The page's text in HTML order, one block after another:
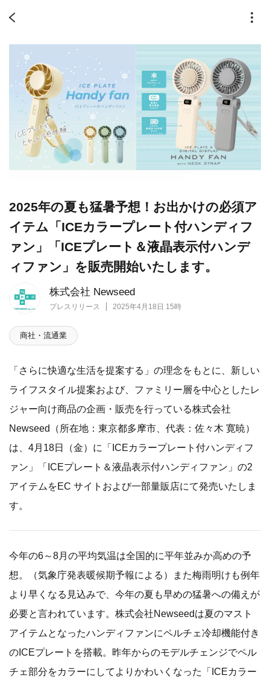
株式会社 Newseed
プレスリリース 2025年4月18日 15時
2025年の夏も猛暑予想！お出かけの必須ア
イテム「ICEカラープレート付ハンディフ
ァン」「ICEプレート＆液晶表示付ハンデ
ィファン」を販売開始いたします。
商社・流通業
「さらに快適な生活を提案する」の理念をもとに、新しい
ライフスタイル提案および、ファミリー層を中心としたレ
ジャー向け商品の企画・販売を行っている株式会社
Newseed（所在地：東京都多摩市、代表：佐々木 寛暁）
は、4月18日（金）に「ICEカラープレート付ハンディフ
ァン」「ICEプレート＆液晶表示付ハンディファン」の2
アイテムをEC サイトおよび一部量販店にて発売いたしま
す。
今年の6～8月の平均気温は全国的に平年並みか高めの予
想。（ 気象庁発表暖候期予報による）また梅雨明けも例年
より早くなる見込みで、今年の夏も早めの猛暑への備えが
必要と言われています。株式会社Newseedは夏のマスト
アイテムとなったハンディファンにペルチェ冷却機能付き
のICEプレートを搭載。昨年からのモデルチェンジでペル
チェ部分をカラーにしてよりかわいくなった「ICEカラー